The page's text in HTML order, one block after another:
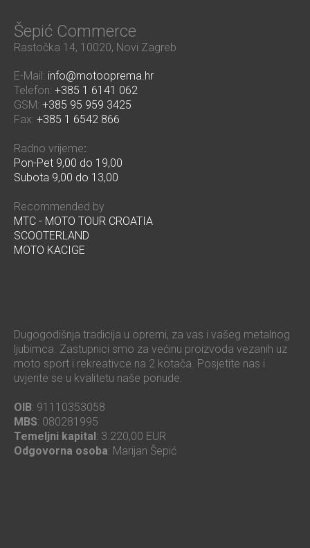
Šepić Commerce
Rastočka 14, 10020, Novi Zagreb
E-Mail: info@motooprema.hr
Telefon: +385 1 6141 062
GSM: +385 95 959 3425
Fax: +385 1 6542 866
Radno vrijeme:
Pon-Pet 9,00 do 19,00
Subota 9,00 do 13,00
Recommended by
MTC - MOTO TOUR CROATIA
SCOOTERLAND
MOTO KACIGE
Dugogodišnja tradicija u opremi, za vas i vašeg metalnog
ljubimca. Zastupnici smo za većinu proizvoda vezanih uz
moto sport i rekreativce na 2 kotača. Posjetite nas i
uvjerite se u kvalitetu naše ponude.
OIB: 91110353058
MBS: 080281995
Temeljni kapital: 3.220,00 EUR
Odgovorna osoba: Marijan Šepić